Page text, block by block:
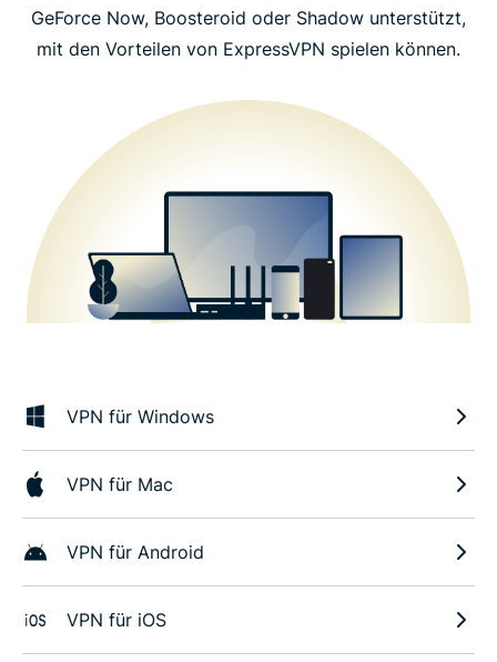
GeForce Now, Boosteroid oder Shadow unterstützt,
mit den Vorteilen von ExpressVPN spielen können.
VPN für Windows
VPN für Mac
VPN für Android
VPN für iOS